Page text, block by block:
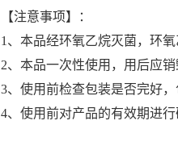
【注意事项】：
1、本品经环氧乙烷灭菌，环
2、本品一次性使用，用后应销
3、使用前检查包装是否完好，
4、使用前对产品的有效期进行